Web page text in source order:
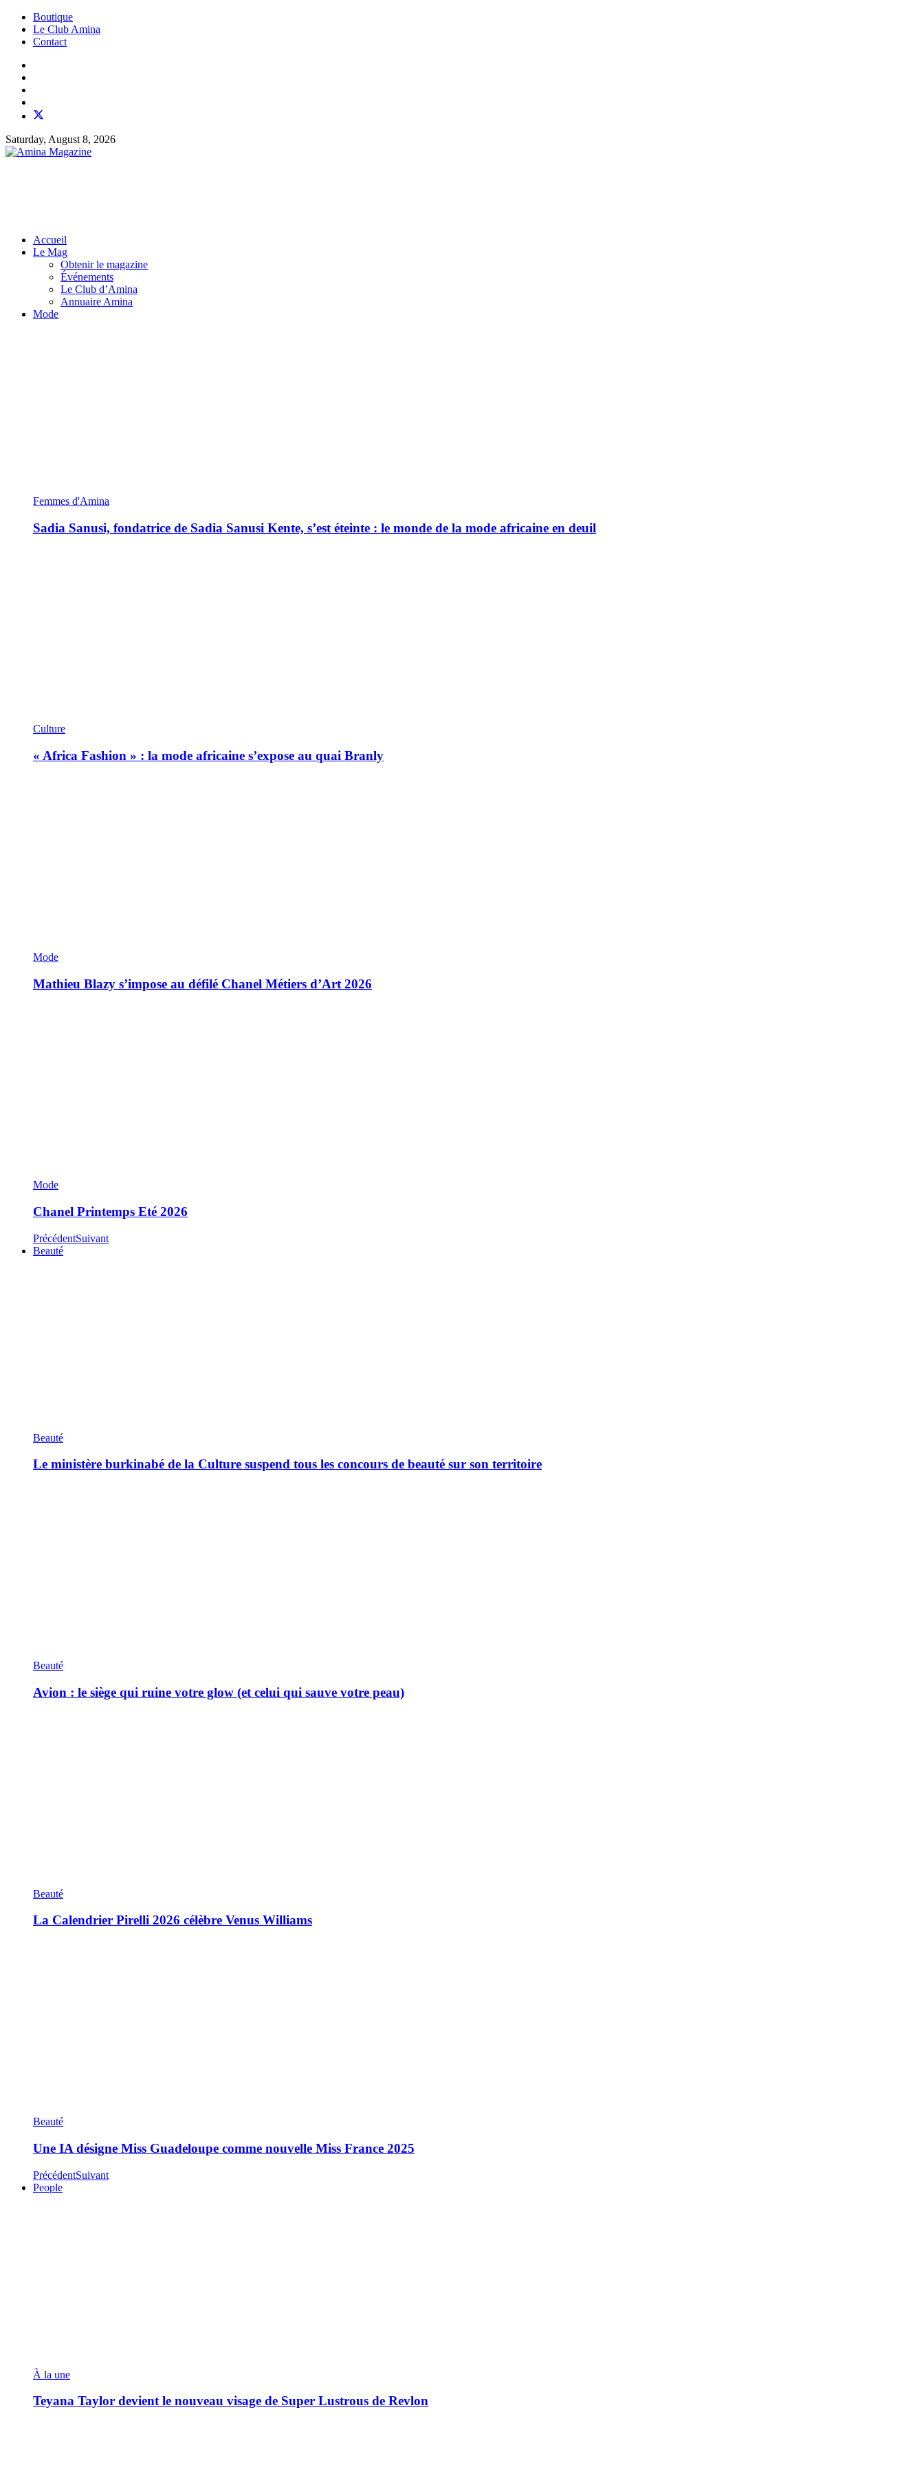
Boutique
Le Club Amina
Contact
Saturday, August 8, 2026
Accueil
Le Mag
Obtenir le magazine
Événements
Le Club d’Amina
Annuaire Amina
Mode
Femmes d'Amina
Sadia Sanusi, fondatrice de Sadia Sanusi Kente, s’est éteinte : le monde de la mode africaine en deuil
Culture
« Africa Fashion » : la mode africaine s’expose au quai Branly
Mode
Mathieu Blazy s’impose au défilé Chanel Métiers d’Art 2026
Mode
Chanel Printemps Eté 2026
PrécédentSuivant
Beauté
Beauté
Le ministère burkinabé de la Culture suspend tous les concours de beauté sur son territoire
Beauté
Avion : le siège qui ruine votre glow (et celui qui sauve votre peau)
Beauté
La Calendrier Pirelli 2026 célèbre Venus Williams
Beauté
Une IA désigne Miss Guadeloupe comme nouvelle Miss France 2025
PrécédentSuivant
People
À la une
Teyana Taylor devient le nouveau visage de Super Lustrous de Revlon